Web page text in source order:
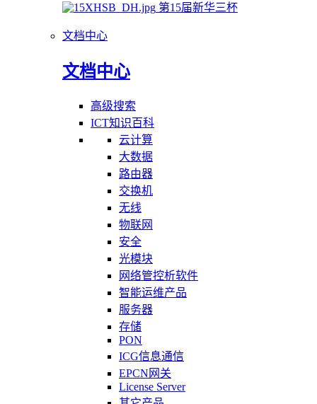
第15届新华三杯
文档中心
文档中心
高级搜索
ICT知识百科
云计算
大数据
路由器
交换机
无线
物联网
安全
光模块
网络管控析软件
智能运维产品
服务器
存储
PON
ICG信息通信
EPCN网关
License Server